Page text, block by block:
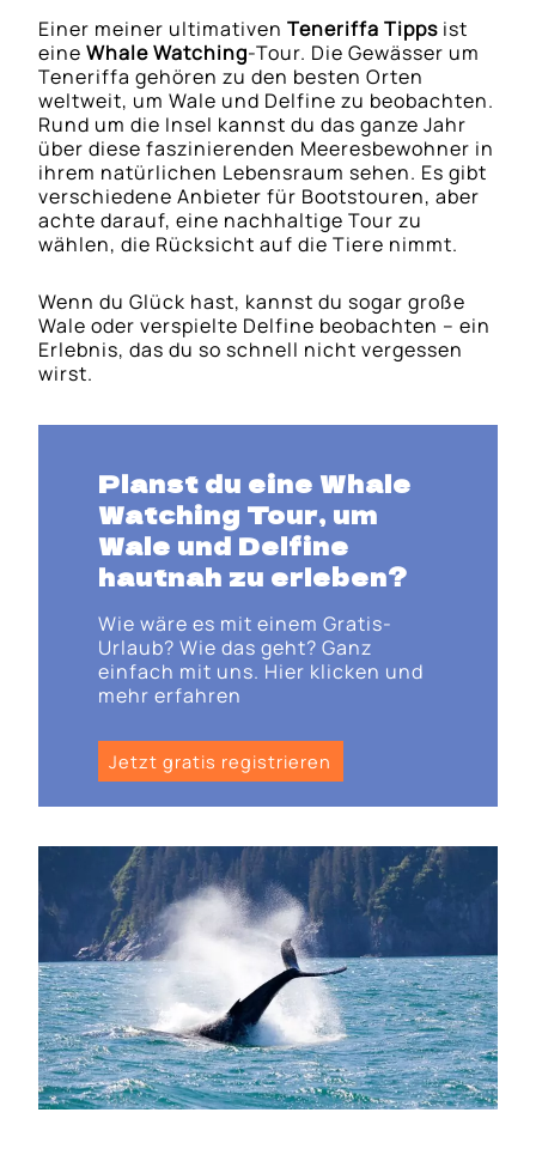
Einer meiner ultimativenTeneriffa Tipps ist
eineWhale Watching-Tour. Die Gewässer um
Teneriffa gehören zu den besten Orten
weltweit, um Wale und Delfine zu beobachten.
Rund um die Insel kannst du das ganze Jahr
über diese faszinierenden Meeresbewohner in
ihrem natürlichen Lebensraum sehen. Es gibt
verschiedene Anbieter für Bootstouren, aber
achte darauf, eine nachhaltige Tour zu
wählen, die Rücksicht auf die Tiere nimmt.
Wenn du Glück hast, kannst du sogar große
Wale oder verspielte Delfine beobachten – ein
Erlebnis, das du so schnell nicht vergessen
wirst.
Planst du eine Whale
Watching Tour, um
Wale und Delfine
hautnah zu erleben?
Wie wäre es mit einem Gratis-
Urlaub? Wie das geht? Ganz
einfach mit uns. Hier klicken und
mehr erfahren
Jetzt gratis registrieren